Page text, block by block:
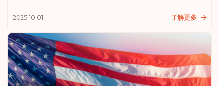
2025 10 01 了解更多